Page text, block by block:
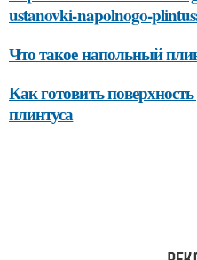
ustanovki-napolnogo-
Что такое напольный
Как готовить
плинтуса